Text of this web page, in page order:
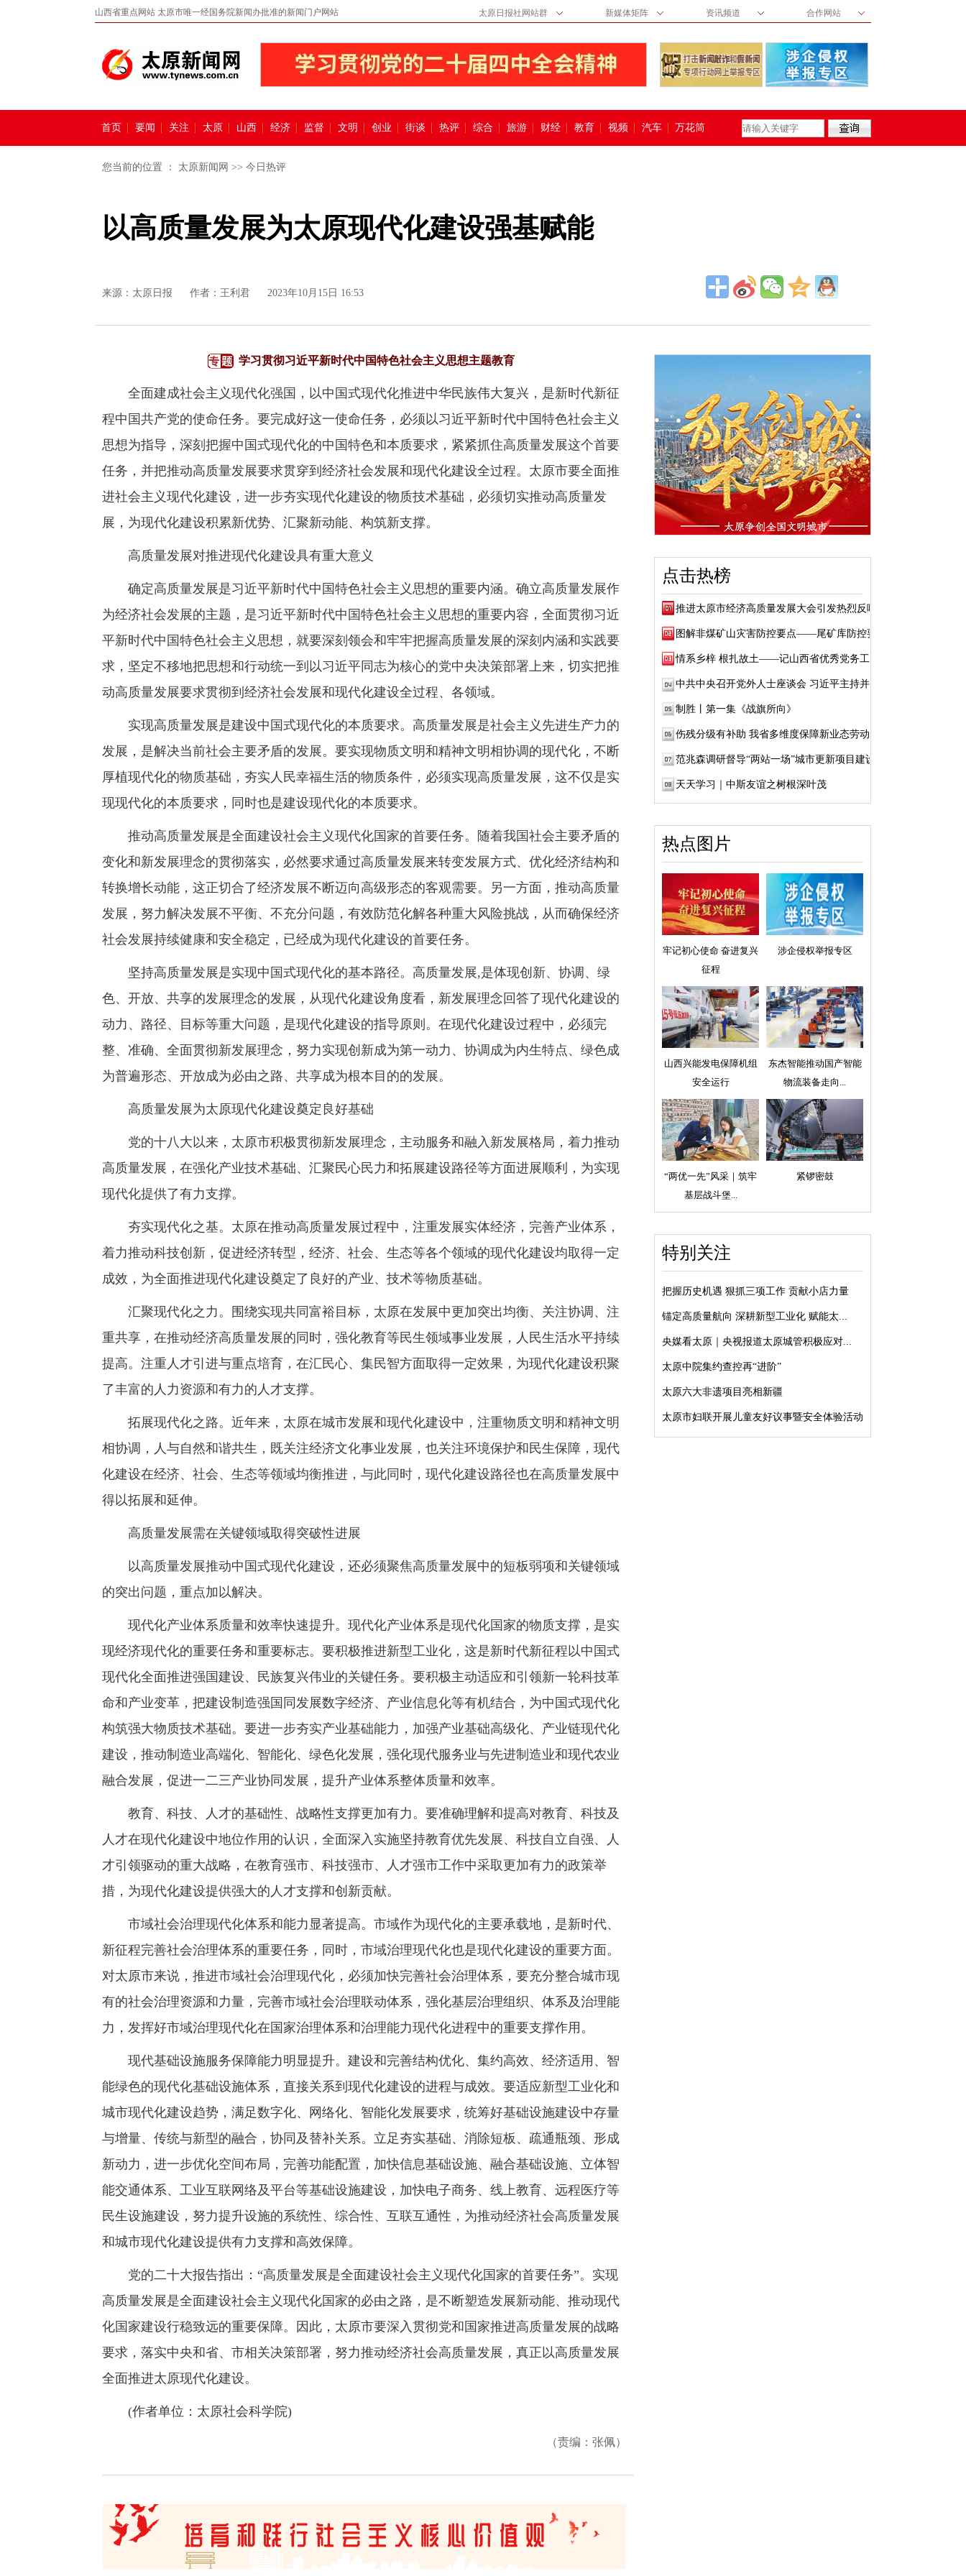
山西省重点网站 太原市唯一经国务院新闻办批准的新闻门户网站 太原日报社网站群 新媒体矩阵 资讯频道 合作网站
首页 要闻 关注 太原 山西 经济 监督 文明 创业 街谈 热评 综合 旅游 财经 教育 视频 汽车 万花筒
您当前的位置 ： 太原新闻网 >> 今日热评
以高质量发展为太原现代化建设强基赋能
来源： 太原日报 作者：王利君 2023年10月15日 16:53
学习贯彻习近平新时代中国特色社会主义思想主题教育
全面建成社会主义现代化强国，以中国式现代化推进中华民族伟大复兴，是新时代新征
程中国共产党的使命任务。要完成好这一使命任务，必须以习近平新时代中国特色社会主义
思想为指导，深刻把握中国式现代化的中国特色和本质要求，紧紧抓住高质量发展这个首要
任务，并把推动高质量发展要求贯穿到经济社会发展和现代化建设全过程。太原市要全面推
进社会主义现代化建设，进一步夯实现代化建设的物质技术基础，必须切实推动高质量发
展，为现代化建设积累新优势、汇聚新动能、构筑新支撑。
高质量发展对推进现代化建设具有重大意义
确定高质量发展是习近平新时代中国特色社会主义思想的重要内涵。确立高质量发展作
为经济社会发展的主题，是习近平新时代中国特色社会主义思想的重要内容，全面贯彻习近
平新时代中国特色社会主义思想，就要深刻领会和牢牢把握高质量发展的深刻内涵和实践要
求，坚定不移地把思想和行动统一到以习近平同志为核心的党中央决策部署上来，切实把推
动高质量发展要求贯彻到经济社会发展和现代化建设全过程、各领域。
实现高质量发展是建设中国式现代化的本质要求。高质量发展是社会主义先进生产力的
发展，是解决当前社会主要矛盾的发展。要实现物质文明和精神文明相协调的现代化，不断
厚植现代化的物质基础，夯实人民幸福生活的物质条件，必须实现高质量发展，这不仅是实
现现代化的本质要求，同时也是建设现代化的本质要求。
推动高质量发展是全面建设社会主义现代化国家的首要任务。随着我国社会主要矛盾的
变化和新发展理念的贯彻落实，必然要求通过高质量发展来转变发展方式、优化经济结构和
转换增长动能，这正切合了经济发展不断迈向高级形态的客观需要。另一方面，推动高质量
发展，努力解决发展不平衡、不充分问题，有效防范化解各种重大风险挑战，从而确保经济
社会发展持续健康和安全稳定，已经成为现代化建设的首要任务。
坚持高质量发展是实现中国式现代化的基本路径。高质量发展,是体现创新、协调、绿
色、开放、共享的发展理念的发展，从现代化建设角度看，新发展理念回答了现代化建设的
动力、路径、目标等重大问题，是现代化建设的指导原则。在现代化建设过程中，必须完
整、准确、全面贯彻新发展理念，努力实现创新成为第一动力、协调成为内生特点、绿色成
为普遍形态、开放成为必由之路、共享成为根本目的的发展。
高质量发展为太原现代化建设奠定良好基础
党的十八大以来，太原市积极贯彻新发展理念，主动服务和融入新发展格局，着力推动
高质量发展，在强化产业技术基础、汇聚民心民力和拓展建设路径等方面进展顺利，为实现
现代化提供了有力支撑。
夯实现代化之基。太原在推动高质量发展过程中，注重发展实体经济，完善产业体系，
着力推动科技创新，促进经济转型，经济、社会、生态等各个领域的现代化建设均取得一定
成效，为全面推进现代化建设奠定了良好的产业、技术等物质基础。
汇聚现代化之力。围绕实现共同富裕目标，太原在发展中更加突出均衡、关注协调、注
重共享，在推动经济高质量发展的同时，强化教育等民生领域事业发展，人民生活水平持续
提高。注重人才引进与重点培育，在汇民心、集民智方面取得一定效果，为现代化建设积聚
了丰富的人力资源和有力的人才支撑。
拓展现代化之路。近年来，太原在城市发展和现代化建设中，注重物质文明和精神文明
相协调，人与自然和谐共生，既关注经济文化事业发展，也关注环境保护和民生保障，现代
化建设在经济、社会、生态等领域均衡推进，与此同时，现代化建设路径也在高质量发展中
得以拓展和延伸。
高质量发展需在关键领域取得突破性进展
以高质量发展推动中国式现代化建设，还必须聚焦高质量发展中的短板弱项和关键领域
的突出问题，重点加以解决。
现代化产业体系质量和效率快速提升。现代化产业体系是现代化国家的物质支撑，是实
现经济现代化的重要任务和重要标志。要积极推进新型工业化，这是新时代新征程以中国式
现代化全面推进强国建设、民族复兴伟业的关键任务。要积极主动适应和引领新一轮科技革
命和产业变革，把建设制造强国同发展数字经济、产业信息化等有机结合，为中国式现代化
构筑强大物质技术基础。要进一步夯实产业基础能力，加强产业基础高级化、产业链现代化
建设，推动制造业高端化、智能化、绿色化发展，强化现代服务业与先进制造业和现代农业
融合发展，促进一二三产业协同发展，提升产业体系整体质量和效率。
教育、科技、人才的基础性、战略性支撑更加有力。要准确理解和提高对教育、科技及
人才在现代化建设中地位作用的认识，全面深入实施坚持教育优先发展、科技自立自强、人
才引领驱动的重大战略，在教育强市、科技强市、人才强市工作中采取更加有力的政策举
措，为现代化建设提供强大的人才支撑和创新贡献。
市域社会治理现代化体系和能力显著提高。市域作为现代化的主要承载地，是新时代、
新征程完善社会治理体系的重要任务，同时，市域治理现代化也是现代化建设的重要方面。
对太原市来说，推进市域社会治理现代化，必须加快完善社会治理体系，要充分整合城市现
有的社会治理资源和力量，完善市域社会治理联动体系，强化基层治理组织、体系及治理能
力，发挥好市域治理现代化在国家治理体系和治理能力现代化进程中的重要支撑作用。
现代基础设施服务保障能力明显提升。建设和完善结构优化、集约高效、经济适用、智
能绿色的现代化基础设施体系，直接关系到现代化建设的进程与成效。要适应新型工业化和
城市现代化建设趋势，满足数字化、网络化、智能化发展要求，统筹好基础设施建设中存量
与增量、传统与新型的融合，协同及替补关系。立足夯实基础、消除短板、疏通瓶颈、形成
新动力，进一步优化空间布局，完善功能配置，加快信息基础设施、融合基础设施、立体智
能交通体系、工业互联网络及平台等基础设施建设，加快电子商务、线上教育、远程医疗等
民生设施建设，努力提升设施的系统性、综合性、互联互通性，为推动经济社会高质量发展
和城市现代化建设提供有力支撑和高效保障。
党的二十大报告指出：“高质量发展是全面建设社会主义现代化国家的首要任务”。实现
高质量发展是全面建设社会主义现代化国家的必由之路，是不断塑造发展新动能、推动现代
化国家建设行稳致远的重要保障。因此，太原市要深入贯彻党和国家推进高质量发展的战略
要求，落实中央和省、市相关决策部署，努力推动经济社会高质量发展，真正以高质量发展
全面推进太原现代化建设。
(作者单位：太原社会科学院)
（责编：张佩）
点击热榜
推进太原市经济高质量发展大会引发热烈反响
图解非煤矿山灾害防控要点——尾矿库防控要点
情系乡梓 根扎故土——记山西省优秀党务工作...
中共中央召开党外人士座谈会 习近平主持并发...
制胜丨第一集《战旗所向》
伤残分级有补助 我省多维度保障新业态劳动者...
范兆森调研督导“两站一场”城市更新项目建设
天天学习｜中斯友谊之树根深叶茂
热点图片
牢记初心使命 奋进复兴
征程
涉企侵权举报专区
山西兴能发电保障机组
安全运行
东杰智能推动国产智能
物流装备走向...
“两优一先”风采｜筑牢
基层战斗堡...
紧锣密鼓
特别关注
把握历史机遇 狠抓三项工作 贡献小店力量
锚定高质量航向 深耕新型工业化 赋能太...
央媒看太原｜央视报道太原城管积极应对...
太原中院集约查控再“进阶”
太原六大非遗项目亮相新疆
太原市妇联开展儿童友好议事暨安全体验活动